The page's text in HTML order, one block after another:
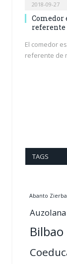
2018-09-27
Comedor
referente
El comedor
referente de
TAGS
Abanto
Auzolana
Bilbao